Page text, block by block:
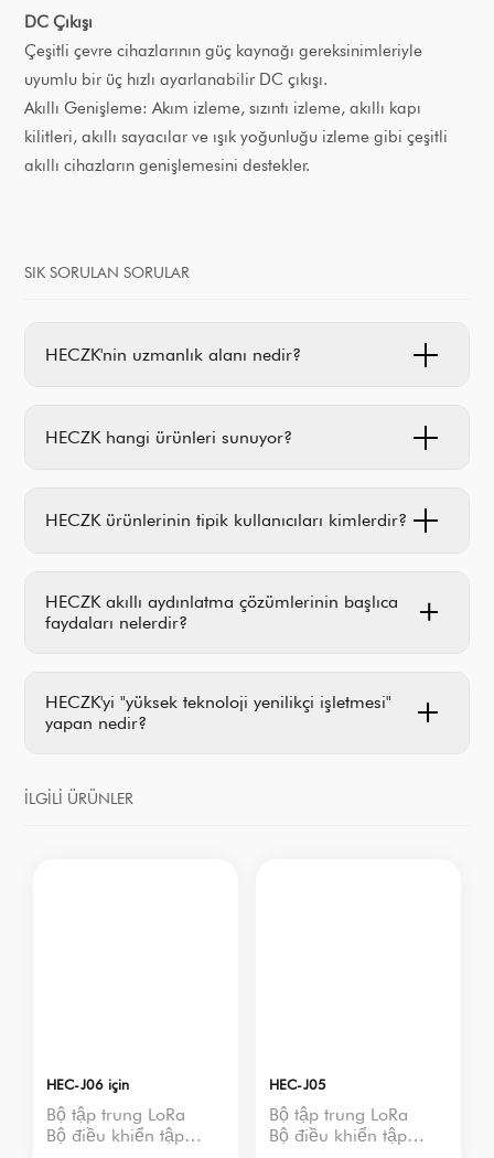
DC Çıkışı
Çeşitli çevre cihazlarının güç kaynağı gereksinimleriyle
uyumlu bir üç hızlı ayarlanabilir DC çıkışı.
Akıllı Genişleme: Akım izleme, sızıntı izleme, akıllı kapı
kilitleri, akıllı sayacılar ve ışık yoğunluğu izleme gibi çeşitli
akıllı cihazların genişlemesini destekler.
SIK SORULAN SORULAR
HECZK'nin uzmanlık alanı nedir?
HECZK hangi ürünleri sunuyor?
HECZK ürünlerinin tipik kullanıcıları kimlerdir?
HECZK akıllı aydınlatma çözümlerinin başlıca
faydaları nelerdir?
HECZK'yi "yüksek teknoloji yenilikçi işletmesi"
yapan nedir?
İLGILI ÜRÜNLER
HEC-J06 için
Bộ tập trung LoRa
Bộ điều khiển tập
HEC-J05
Bộ tập trung LoRa
Bộ điều khiển tập